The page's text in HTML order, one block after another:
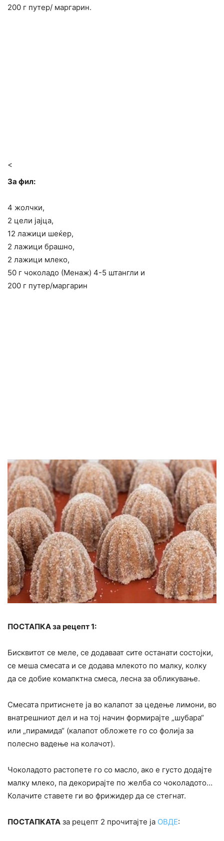
200 г путер/ маргарин.
<
За фил:
4 жолчки,
2 цели јајца,
12 лажици шеќер,
2 лажици брашно,
2 лажици млеко,
50 г чоколадо (Менаж) 4-5 штангли и
200 г путер/маргарин
ПОСТАПКА за рецепт 1:
Бисквитот се меле, се додаваат сите останати состојки,
се меша смесата и се додава млекото по малку, колку
да се добие комапктна смеса, лесна за обликување.
Смесата притиснете ја во калапот за цедење лимони, во
внатрешниот дел и на тој начин формирајте „шубара“
или „пирамида“ (калапот обложете го со фолија за
полесно вадење на колачот).
Чоколадото растопете го со масло, ако е густо додајте
малку млеко, па декорирајте по желба со чоколадото…
Колачите ставете ги во фрижидер да се стегнат.
ПОСТАПКАТА за рецепт 2 прочитајте ја ОВДЕ: